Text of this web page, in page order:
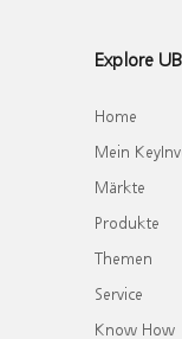
Explore
Home
Mein
Märkte
Produkte
Themen
Service
Know How